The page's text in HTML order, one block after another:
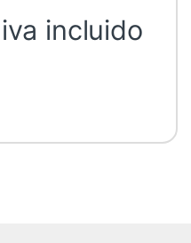
iva incluido
5kwh 48V quantity